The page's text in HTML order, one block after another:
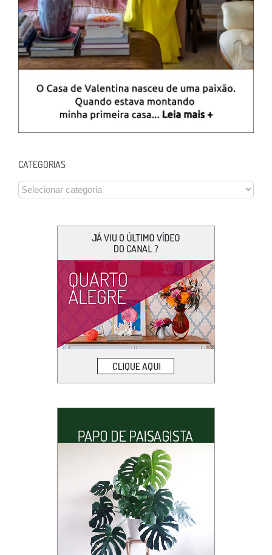
CATEGORIAS
CATEGORIAS